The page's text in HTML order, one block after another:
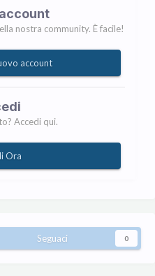
nostra community. È facile!
account
Accedi qui.
Ora
Seguaci 0